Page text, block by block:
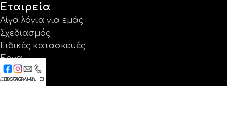
Εταιρεία
Λίγα λόγια για εμάς
Σχεδιασμός
Ειδικές κατασκευές
Έργα
Κατάλογοι
Εγγύηση
INSTAGRAM
E-MAILΚΛΗΣΗ